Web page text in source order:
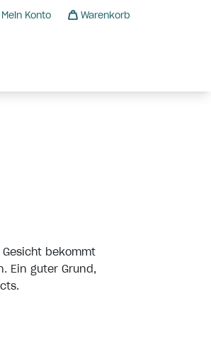
Mein Konto Warenkorb
bekommt
Ein guter Grund,